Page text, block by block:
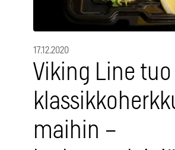
17.12.2020
Viking Line tuo
maihin –